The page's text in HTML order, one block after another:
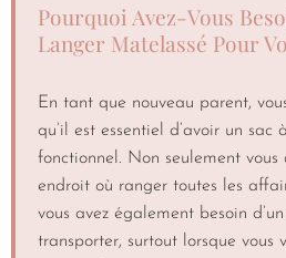
Pourquoi Avez-Vous
Langer Matelassé Pour
En tant que nouveau parent,
qu’il est essentiel d’avoir un
fonctionnel. Non seulement vous
endroit où ranger toutes les
vous avez également besoin
transporter, surtout lorsque vous